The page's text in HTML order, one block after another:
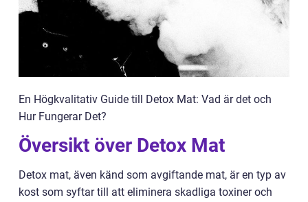
En Högkvalitativ Guide till Detox Mat: Vad är det och
Hur Fungerar Det?
Översikt över Detox Mat
Detox mat, även känd som avgiftande mat, är en typ av
kost som syftar till att eliminera skadliga toxiner och